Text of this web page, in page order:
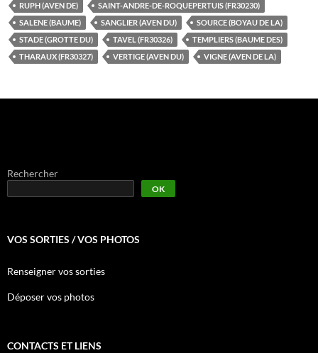
RUPH (AVEN DE)
SAINT-ANDRE-DE-ROQUEPERTUIS (FR30230)
SALENE (BAUME)
SANGLIER (AVEN DU)
SOURCE (BOYAU DE LA)
STADE (GROTTE DU)
TAVEL (FR30326)
TEMPLIERS (BAUME DES)
THARAUX (FR30327)
VERTIGE (AVEN DU) VIGNE (AVEN DE LA)
Rechercher
OK
VOS SORTIES / VOS PHOTOS
Renseigner vos sorties
Déposer vos photos
CONTACTS ET LIENS